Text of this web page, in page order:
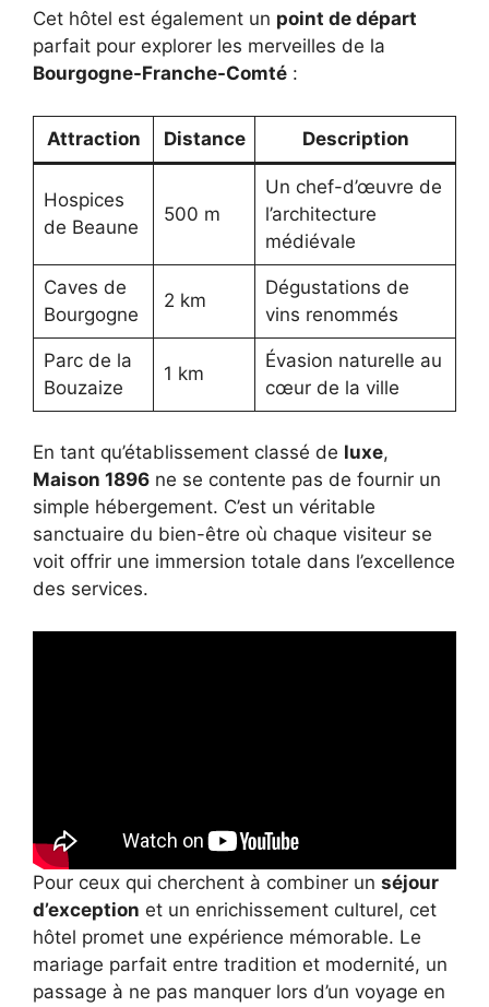
Cet hôtel est également un point de départ
parfait pour explorer les merveilles de la
Bourgogne-Franche-Comté :
Attraction Distance Description
Hospices
de Beaune
500 m
Un chef-d’œuvre de
l’architecture
médiévale
Caves de
Bourgogne
2 km
Dégustations de
vins renommés
Parc de la
Bouzaize
1 km
Évasion naturelle au
cœur de la ville
En tant qu’établissement classé de luxe,
Maison 1896 ne se contente pas de fournir un
simple hébergement. C’est un véritable
sanctuaire du bien-être où chaque visiteur se
voit offrir une immersion totale dans l’excellence
des services.
Pour ceux qui cherchent à combiner un séjour
d’exception et un enrichissement culturel, cet
hôtel promet une expérience mémorable. Le
mariage parfait entre tradition et modernité, un
passage à ne pas manquer lors d’un voyage en